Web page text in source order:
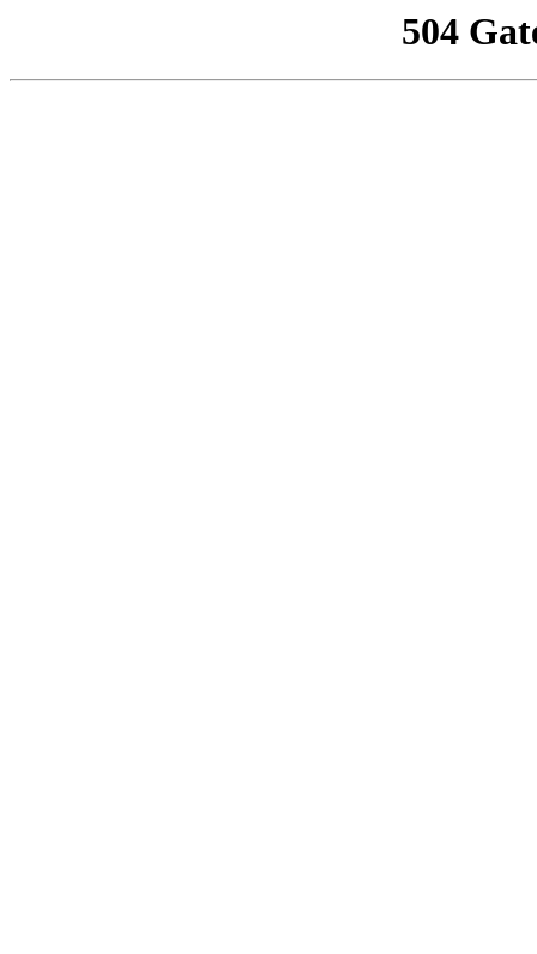
504